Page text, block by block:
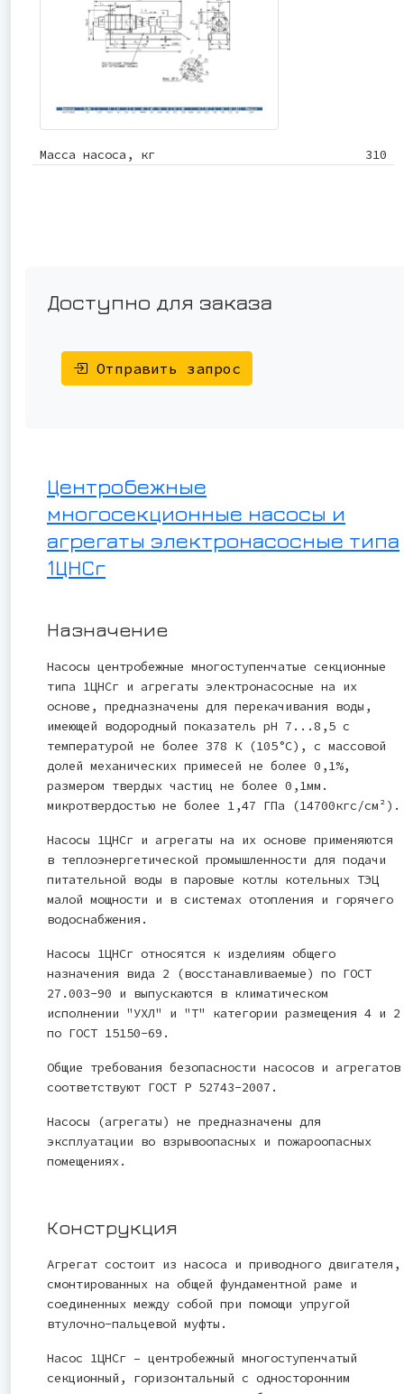
Масса насоса, кг 310
Доступно для заказа
Отправить запрос
Центробежные
многосекционные насосы и
агрегаты электронасосные типа
1ЦНСг
Назначение
Насосы центробежные многоступенчатые секционные
типа 1ЦНСг и агрегаты электронасосные на их
основе, предназначены для перекачивания воды,
имеющей водородный показатель рН 7...8,5 с
температурой не более 378 К (105°С), с массовой
долей механических примесей не более 0,1%,
размером твердых частиц не более 0,1мм.
микротвердостью не более 1,47 ГПа (14700кгс/см²).
Насосы 1ЦНСг и агрегаты на их основе применяются
в теплоэнергетической промышленности для подачи
питательной воды в паровые котлы котельных ТЭЦ
малой мощности и в системах отопления и горячего
водоснабжения.
Насосы 1ЦНСг относятся к изделиям общего
назначения вида 2 (восстанавливаемые) по ГОСТ
27.003-90 и выпускаются в климатическом
исполнении "УХЛ" и "Т" категории размещения 4 и 2
по ГОСТ 15150-69.
Общие требования безопасности насосов и агрегатов
соответствуют ГОСТ Р 52743-2007.
Насосы (агрегаты) не предназначены для
эксплуатации во взрывоопасных и пожароопасных
помещениях.
Конструкция
Агрегат состоит из насоса и приводного двигателя,
смонтированных на общей фундаментной раме и
соединенных между собой при помощи упругой
втулочно-пальцевой муфты.
Насос 1ЦНСг – центробежный многоступенчатый
секционный, горизонтальный с односторонним